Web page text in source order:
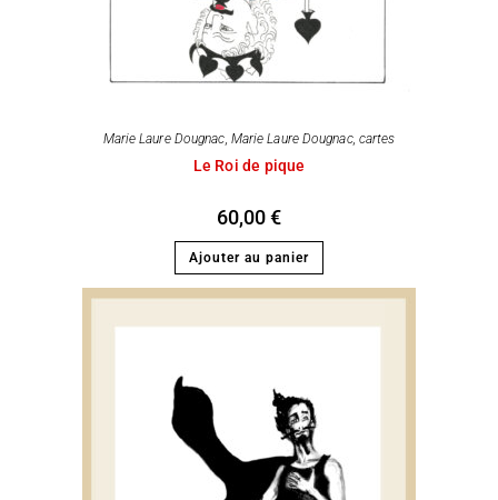
Marie Laure Dougnac Marie Laure Dougnac, cartes
Le Roi de pique
60,00€
Ajouter au panier